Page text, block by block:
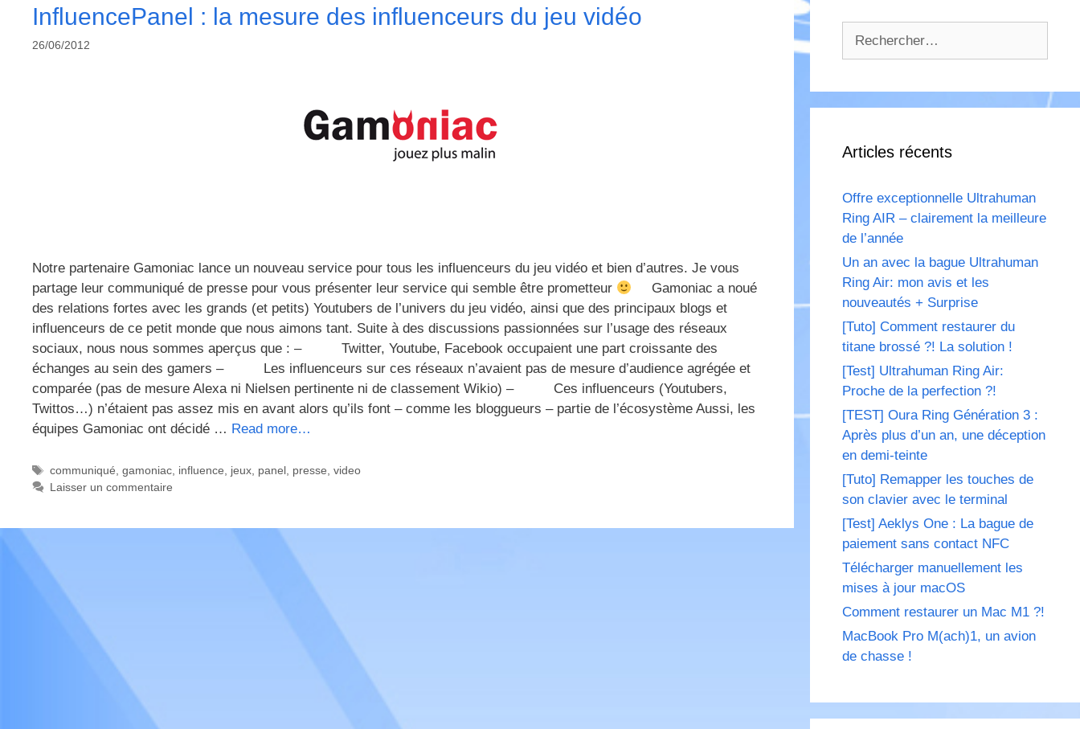
InfluencePanel : la mesure des influenceurs du jeu vidéo
26/06/2012
Notre partenaire Gamoniac lance un nouveau service pour tous les influenceurs du jeu vidéo et bien d’autres. Je vous
partage leur communiqué de presse pour vous présenter leur service qui semble être prometteur
Gamoniac a noué
des relations fortes avec les grands (et petits) Youtubers de l’univers du jeu vidéo, ainsi que des principaux blogs et
influenceurs de ce petit monde que nous aimons tant. Suite à des discussions passionnées sur l’usage des réseaux
sociaux, nous nous sommes aperçus que : – Twitter, Youtube, Facebook occupaient une part croissante des
échanges au sein des gamers – Les influenceurs sur ces réseaux n’avaient pas de mesure d’audience agrégée et
comparée (pas de mesure Alexa ni Nielsen pertinente ni de classement Wikio) – Ces influenceurs (Youtubers,
Twittos…) n’étaient pas assez mis en avant alors qu’ils font – comme les bloggueurs – partie de l’écosystème Aussi, les
équipes Gamoniac ont décidé … Read more…
Étiquettes
communiqué, gamoniac, influence, jeux, panel, presse, video
Laisser un commentaire
Articles récents
Offre exceptionnelle Ultrahuman
Ring AIR – clairement la meilleure
de l’année
Un an avec la bague Ultrahuman
Ring Air: mon avis et les
nouveautés + Surprise
[Tuto] Comment restaurer du
titane brossé ?! La solution !
[Test] Ultrahuman Ring Air:
Proche de la perfection ?!
[TEST] Oura Ring Génération 3 :
Après plus d’un an, une déception
en demi-teinte
[Tuto] Remapper les touches de
son clavier avec le terminal
[Test] Aeklys One : La bague de
paiement sans contact NFC
Télécharger manuellement les
mises à jour macOS
Comment restaurer un Mac M1 ?!
MacBook Pro M(ach)1, un avion
de chasse !